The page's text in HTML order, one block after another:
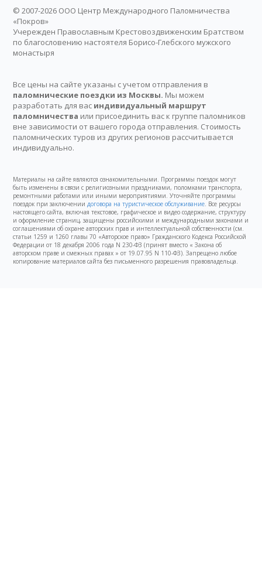
© 2007-2026 ООО Центр Международного Паломничества
«Покров»
Учережден Православным Крестовоздвиженским Братством
по благословению настоятеля Борисо-Глебского мужского
монастыря
Все цены на сайте указаны с учетом отправления в
паломнические поездки из Москвы. Мы можем
разработать для вас индивидуальный маршрут
паломничества или присоединить вас к группе паломников
вне зависимости от вашего города отправления. Стоимость
паломнических туров из других регионов рассчитывается
индивидуально.
Материалы на сайте являются ознакомительными. Программы поездок могут
быть изменены в связи с религиозными праздниками, поломками транспорта,
ремонтными работами или иными мероприятиями. Уточняйте программы
поездок при заключениидоговора на туристическое обслуживание. Все ресурсы
настоящего сайта, включая текстовое, графическое и видео содержание, структуру
и оформление страниц, защищены российскими и международными законами и
соглашениями об охране авторских прав и интеллектуальной собственности (см.
статьи 1259 и 1260 главы 70 «Авторское право» Гражданского Кодекса Российской
Федерации от 18 декабря 2006 года N 230-ФЗ (принят вместо « Закона об
авторском праве и смежных правах » от 19.07.95 N 110-ФЗ). Запрещено любое
копирование материалов сайта без письменного разрешения правовладельца.